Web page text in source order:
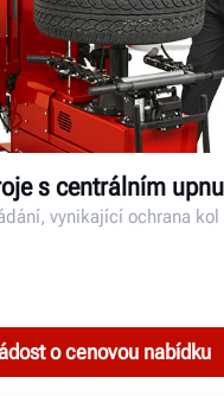
s centrálním
vynikající ochrana kol
o cenovou nabídku